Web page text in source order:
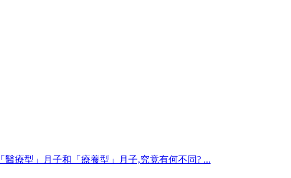
「醫療型」月子和「療養型」月子,究竟有何不同? ...